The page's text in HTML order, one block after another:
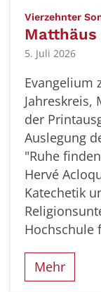
Vierzehnter
Matthäus
5. Juli 2026
Evangelium
Jahreskreis,
der
Auslegung
"Ruhe
Hervé
Katechetik
Hochschule
Mehr